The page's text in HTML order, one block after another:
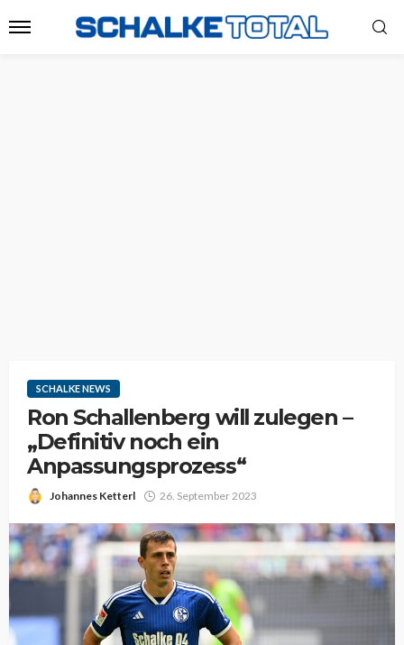
SCHALKE NEWS
Ron Schallenberg will zulegen –
„Definitiv noch ein
Anpassungsprozess“
Johannes Ketterl 26. September 2023